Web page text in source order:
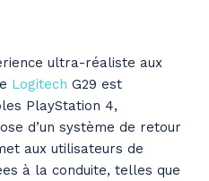
ultra-réaliste aux
Logitech G29 est
PlayStation 4,
d’un système de retour
aux utilisateurs de
à la conduite, telles que